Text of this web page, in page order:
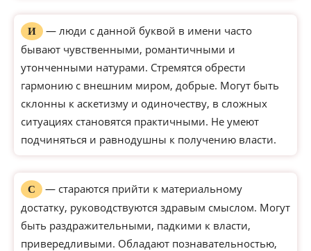
И
— люди с данной буквой в имени часто
бывают чувственными, романтичными и
утонченными натурами. Стремятся обрести
гармонию с внешним миром, добрые. Могут быть
склонны к аскетизму и одиночеству, в сложных
ситуациях становятся практичными. Не умеют
подчиняться и равнодушны к получению власти.
С
— стараются прийти к материальному
достатку, руководствуются здравым смыслом. Могут
быть раздражительными, падкими к власти,
привередливыми. Обладают познавательностью,